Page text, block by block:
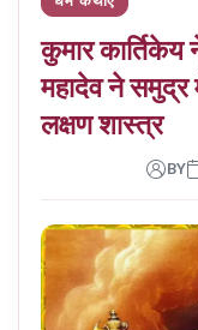
कुमार कार्तिकेय
महादेव ने समुद्र
लक्षण शास्त्र
BY